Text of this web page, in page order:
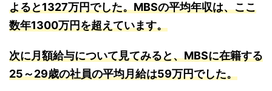
よると1327万円でした。MBSの平均年収は、ここ
数年1300万円を超えています。
次に月額給与について見てみると、MBSに在籍する
25～29歳の社員の平均月給は59万円でした。